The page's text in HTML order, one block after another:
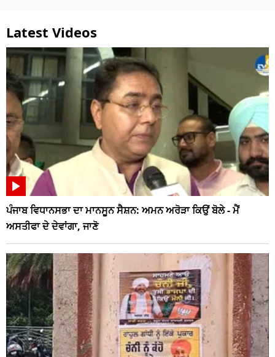
Latest Videos
ਪੰਜਾਬ ਵਿਧਾਨਸਭਾ ਦਾ ਮਾਨਸੂਨ ਸੈਸ਼ਨ: ਅਮਨ ਅਰੋੜਾ ਕਿਉਂ ਬੋਲੇ - ਮੈਂ
ਅਸਤੀਫਾ ਦੇ ਦੇਵਾਂਗਾ, ਜਾਣੋ